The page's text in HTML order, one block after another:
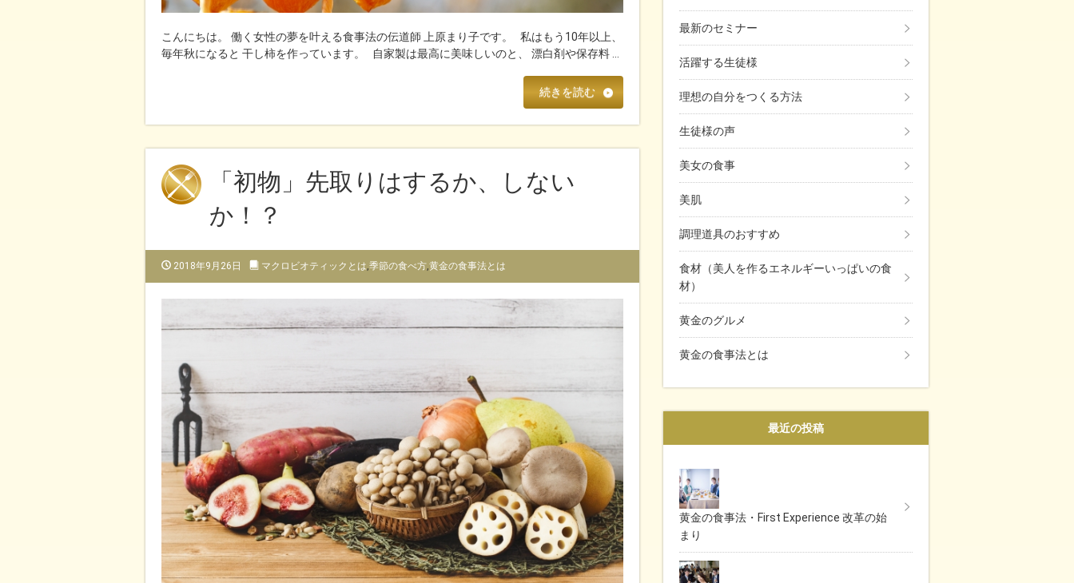
こんにちは。 働く女性の夢を叶える食事法の伝道師 上原まり子です。 私はもう10年以上、
毎年秋になると 干し柿を作っています。 自家製は最高に美味しいのと、 漂白剤や保存料 …
続きを読む
「初物」先取りはするか、しない
か！？
2018年9月26日 マクロビオティックとは 季節の食べ方 黄金の食事法とは
最新のセミナー
活躍する生徒様
理想の自分をつくる方法
生徒様の声
美女の食事
美肌
調理道具のおすすめ
食材（美人を作るエネルギーいっぱいの食
材）
黄金のグルメ
黄金の食事法とは
最近の投稿
黄金の食事法・First Experience 改革の始
まり